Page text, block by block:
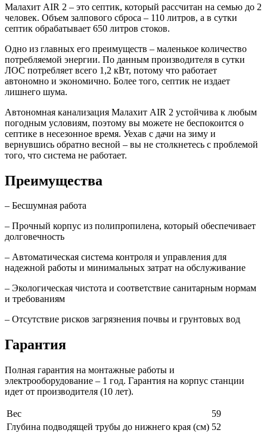
Малахит AIR 2 – это септик, который рассчитан на семью до 2
человек. Объем залпового сброса – 110 литров, а в сутки
септик обрабатывает 650 литров стоков.
Одно из главных его преимуществ – маленькое количество
потребляемой энергии. По данным производителя в сутки
ЛОС потребляет всего 1,2 кВт, потому что работает
автономно и экономично. Более того, септик не издает
лишнего шума.
Автономная канализация Малахит AIR 2 устойчива к любым
погодным условиям, поэтому вы можете не беспокоится о
септике в несезонное время. Уехав с дачи на зиму и
вернувшись обратно весной – вы не столкнетесь с проблемой
того, что система не работает.
Преимущества
– Бесшумная работа
– Прочный корпус из полипропилена, который обеспечивает
долговечность
– Автоматическая система контроля и управления для
надежной работы и минимальных затрат на обслуживание
– Экологическая чистота и соответствие санитарным нормам
и требованиям
– Отсутствие рисков загрязнения почвы и грунтовых вод
Гарантия
Полная гарантия на монтажные работы и
электрооборудование – 1 год. Гарантия на корпус станции
идет от производителя (10 лет).
Вес
59
Глубина подводящей трубы до нижнего края (см) 52